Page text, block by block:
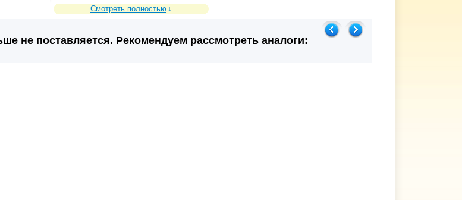
Смотреть полностью
не поставляется. Рекомендуем рассмотреть аналоги: